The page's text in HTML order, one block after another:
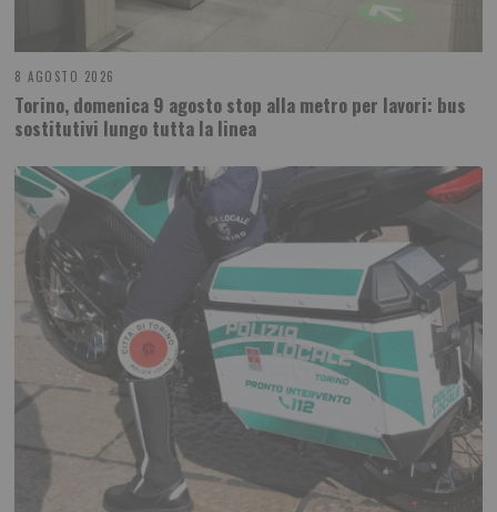
8 AGOSTO 2026
Torino, domenica 9 agosto stop alla metro per lavori: bus
sostitutivi lungo tutta la linea